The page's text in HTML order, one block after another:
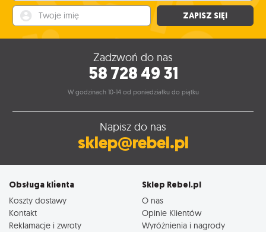
ZAPISZ SIĘ!
Zadzwoń do nas
58 728 49 31
W godzinach 10-14 od poniedziałku do piątku
Napisz do nas
sklep@rebel.pl
Obsługa klienta
Koszty dostawy
Kontakt
Reklamacje i zwroty
Sklep Rebel.pl
O nas
Opinie Klientów
Wyróżnienia i nagrody